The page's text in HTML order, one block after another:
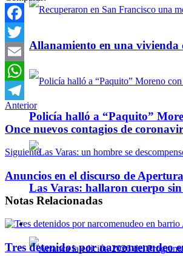
Allanamiento en una
Policía halló a “Paquito”
Las Varas: hallaron cuerpo
Política y Actualidad
Facebook
Twitter
Email
WhatsApp
Telegram
Anterior
Once nuevos contagios de
Siguiente
Anuncios en el discurso de
Notas Relacionadas
Tres detenidos por narcomenudeo